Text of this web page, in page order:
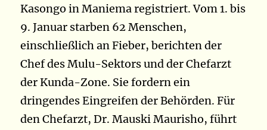
Kasongo in Maniema registriert. Vom 1. bis
9. Januar starben 62 Menschen,
einschließlich an Fieber, berichten der
Chef des Mulu-Sektors und der Chefarzt
der Kunda-Zone. Sie fordern ein
dringendes Eingreifen der Behörden. Für
den Chefarzt, Dr. Mauski Maurisho, führt